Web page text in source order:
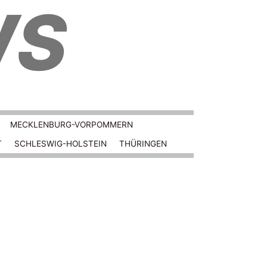
MECKLENBURG-VORPOMMERN
SCHLESWIG-HOLSTEIN THÜRINGEN